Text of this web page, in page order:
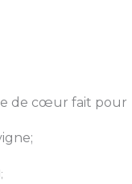
de cœur fait pour